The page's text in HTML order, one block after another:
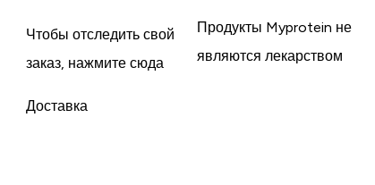
Чтобы отследить свой
заказ, нажмите сюда
Доставка
Продукты Myprotein не
являются лекарством